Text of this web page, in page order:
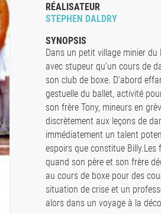
RÉALISATEUR
STEPHEN DALDRY
SYNOPSIS
Dans un petit village minier du
avec stupeur qu'un cours de
son club de boxe. D'abord
gestuelle du ballet, activité
son frère Tony, mineurs en
discrètement aux leçons de
immédiatement un talent
espoirs que constitue
quand son père et son frère
au cours de boxe pour des
situation de crise et un
alors dans un voyage à la